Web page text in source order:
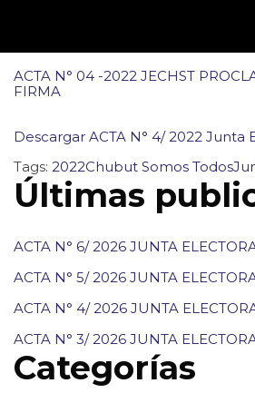
ACTA N° 04 -2022 JECHST
FIRMA
Descargar ACTA N° 4/ 2022 Junta
Tags: 2022Chubut Somos Todos
Últimas
ACTA N° 6/ 2026 JUNTA
ACTA N° 5/ 2026 JUNTA
ACTA N° 4/ 2026 JUNTA
ACTA N° 3/ 2026 JUNTA
Categorías